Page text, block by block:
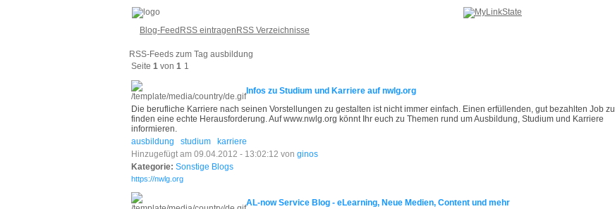
Blog-Feed RSS eintragen RSS Verzeichnisse
RSS-Feeds zum Tag ausbildung
Seite 1 von 1 1
Infos zu Studium und Karriere auf nwlg.org
Die berufliche Karriere nach seinen Vorstellungen zu gestalten ist nicht immer einfach. Einen erfüllenden, gut bezahlten Job zu
finden eine echte Herausforderung. Auf www.nwlg.org könnt Ihr euch zu Themen rund um Ausbildung, Studium und Karriere
informieren.
ausbildung
studium
karriere
Hinzugefügt am 09.04.2012 - 13:02:12 von ginos
Kategorie: Sonstige Blogs
https://nwlg.org
AL-now Service Blog - eLearning, Neue Medien, Content und mehr